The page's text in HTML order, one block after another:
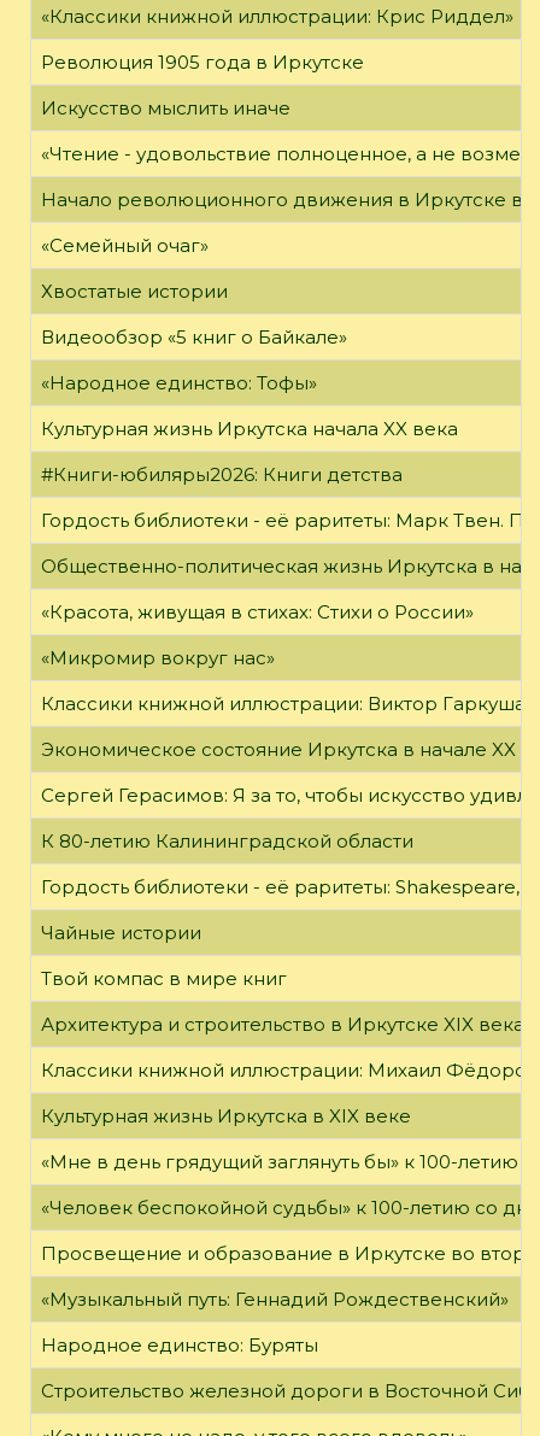
«Классики книжной иллюстрации: Крис Риддел»
Революция 1905 года в Иркутске
Искусство мыслить иначе
«Чтение - удовольствие полноценное, а не
Начало революционного движения в Иркутске в
«Семейный очаг»
Хвостатые истории
Видеообзор «5 книг о Байкале»
«Народное единство: Тофы»
Культурная жизнь Иркутска начала XX века
#Книги-юбиляры2026: Книги детства
Гордость библиотеки - её раритеты: Марк Твен.
Общественно-политическая жизнь Иркутска в
«Красота, живущая в стихах: Стихи о России»
«Микромир вокруг нас»
Классики книжной иллюстрации: Виктор Гаркуша
Экономическое состояние Иркутска в начале XX
Сергей Герасимов: Я за то, чтобы искусство
К 80-летию Калининградской области
Гордость библиотеки - её раритеты: Shakespeare,
Чайные истории
Твой компас в мире книг
Архитектура и строительство в Иркутске XIX века
Классики книжной иллюстрации: Михаил Фёдоров
Культурная жизнь Иркутска в XIX веке
«Мне в день грядущий заглянуть бы» к 100-летию
«Человек беспокойной судьбы» к 100-летию со
Просвещение и образование в Иркутске во
«Музыкальный путь: Геннадий Рождественский»
Народное единство: Буряты
Строительство железной дороги в Восточной